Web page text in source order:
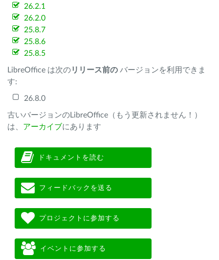
26.2.1
26.2.0
25.8.7
25.8.6
25.8.5
LibreOffice は次のリリース前の バージョンを利用できま
す:
26.8.0
古いバージョンのLibreOffice（もう更新されません！）
は、 アーカイブにあります
ドキュメントを読む
フィードバックを送る
プロジェクトに参加する
イベントに参加する